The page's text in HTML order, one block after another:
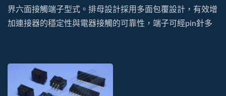
界六面接觸端子型式。排母設計採用多面包覆設計，有效增
加連接器的穩定性與電器接觸的可靠性，端子可經pin針多